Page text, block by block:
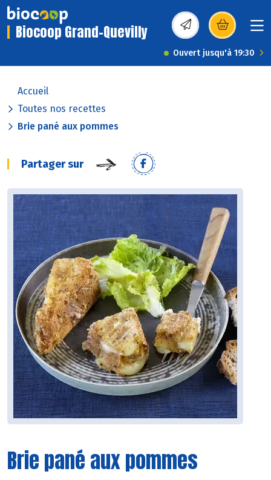
Biocoop Grand-Quevilly (s’ouvre dans une
Ouvert jusqu'à 19:30
Accueil
Toutes nos recettes
Brie pané aux pommes
Partager sur
Brie pané aux pommes